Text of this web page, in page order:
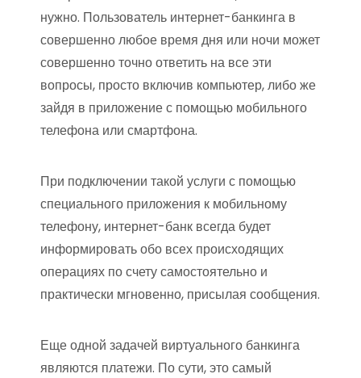
нужно. Пользователь интернет-банкинга в
совершенно любое время дня или ночи может
совершенно точно ответить на все эти
вопросы, просто включив компьютер, либо же
зайдя в приложение с помощью мобильного
телефона или смартфона.
При подключении такой услуги с помощью
специального приложения к мобильному
телефону, интернет-банк всегда будет
информировать обо всех происходящих
операциях по счету самостоятельно и
практически мгновенно, присылая сообщения.
Еще одной задачей виртуального банкинга
являются платежи. По сути, это самый